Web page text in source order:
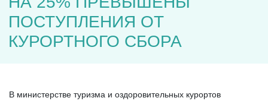
ПОСТУПЛЕНИЯ ОТ
КУРОРТНОГО СБОРА
В министерстве туризма и оздоровительных курортов